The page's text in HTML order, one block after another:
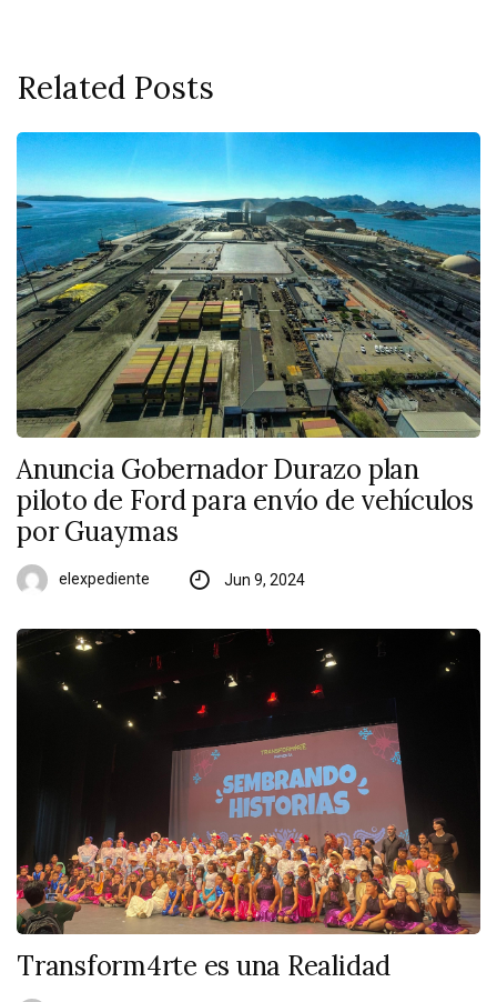
Related Posts
Anuncia Gobernador Durazo plan
piloto de Ford para envío de vehículos
por Guaymas
elexpediente Jun 9, 2024
Transform4rte es una Realidad